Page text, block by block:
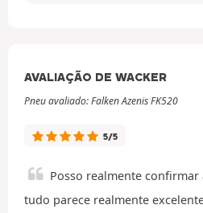
AVALIAÇÃO DE WACKER
Pneu avaliado: Falken Azenis FK520
5/5
Posso realmente confirmar
tudo parece realmente